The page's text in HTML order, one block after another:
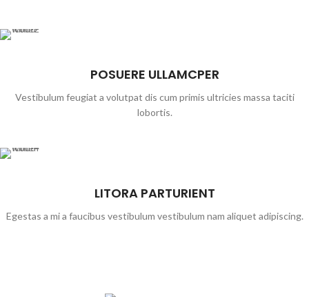
POSUERE ULLAMCPER
Vestibulum feugiat a volutpat dis cum primis ultricies massa taciti
lobortis.
LITORA PARTURIENT
Egestas a mi a faucibus vestibulum vestibulum nam aliquet adipiscing.